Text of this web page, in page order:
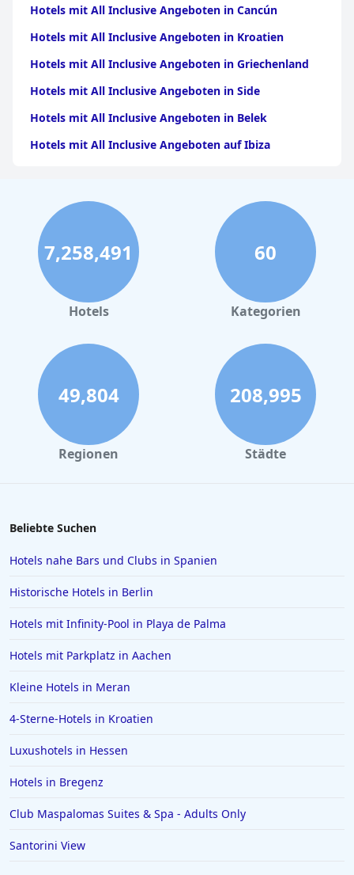
Hotels mit All Inclusive Angeboten in Cancún
Hotels mit All Inclusive Angeboten in Kroatien
Hotels mit All Inclusive Angeboten in Griechenland
Hotels mit All Inclusive Angeboten in Side
Hotels mit All Inclusive Angeboten in Belek
Hotels mit All Inclusive Angeboten auf Ibiza
Hotels mit All Inclusive Angeboten in Bodrum
Hotels mit All Inclusive Angeboten auf Lanzarote
Hotels mit All Inclusive Angeboten auf Malta
Hotels mit All Inclusive Angeboten auf Rhodos
Hotels mit All Inclusive Angeboten auf Gran Canaria
Hotels mit All Inclusive Angeboten auf Mauritius
Hotels mit All Inclusive Angeboten in der
Dominikanischen Republik
Hotels mit All Inclusive Angeboten in Ägypten
7,258,491
Hotels
60
Kategorien
49,804
Regionen
208,995
Städte
Beliebte Suchen
Hotels nahe Bars und Clubs in Spanien
Historische Hotels in Berlin
Hotels mit Infinity-Pool in Playa de Palma
Hotels mit Parkplatz in Aachen
Kleine Hotels in Meran
4-Sterne-Hotels in Kroatien
Luxushotels in Hessen
Hotels in Bregenz
Club Maspalomas Suites & Spa - Adults Only
Santorini View